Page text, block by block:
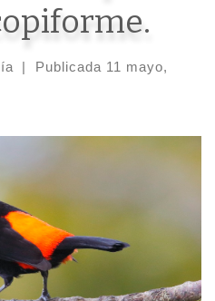
| Publicada 11 mayo,